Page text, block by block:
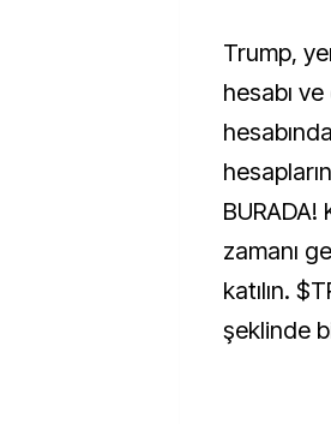
Trump,
hesabı
BURADA!
zamanı
katılın.
şeklinde